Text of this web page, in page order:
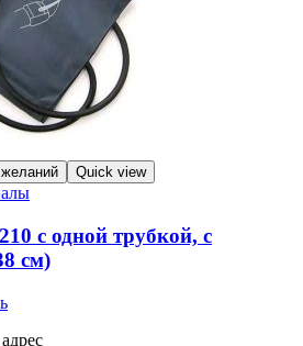
Quick view
с одной трубкой, с
см)